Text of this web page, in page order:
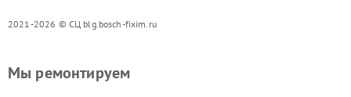
2021-2026 © СЦ blg.bosch-fixim.ru
Мы ремонтируем